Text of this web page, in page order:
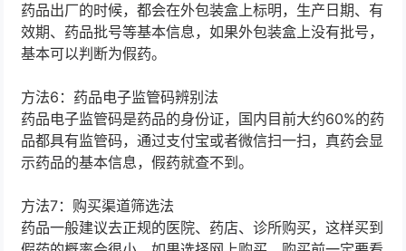
药品出厂的时候，都会在外包装盒上标明，生产日期、有
效期、药品批号等基本信息，如果外包装盒上没有批号，
基本可以判断为假药。
方法6：药品电子监管码辨别法
药品电子监管码是药品的身份证，国内目前大约60%的药
品都具有监管码，通过支付宝或者微信扫一扫，真药会显
示药品的基本信息，假药就查不到。
方法7：购买渠道筛选法
药品一般建议去正规的医院、药店、诊所购买，这样买到